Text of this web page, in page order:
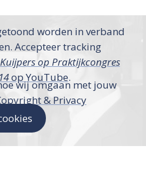
worden in verband
Accepteer tracking
op Praktijkcongres
op YouTube.
wij omgaan met jouw
& Privacy